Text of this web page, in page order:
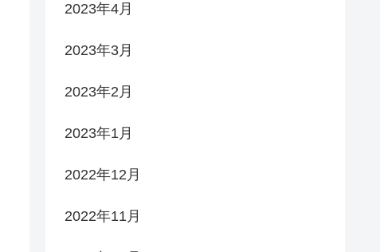
2023年4月
2023年3月
2023年2月
2023年1月
2022年12月
2022年11月